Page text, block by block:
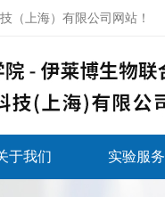
（上海）有限公司网站 ！
于我们 实验服务